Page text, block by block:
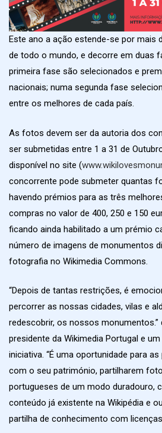
Este ano a ação estende-se por mais
de todo o mundo, e decorre em duas
primeira fase são selecionados e
nacionais; numa segunda fase
entre os melhores de cada país.
As fotos devem ser da autoria dos
ser submetidas entre 1 a 31 de
disponível no site (
concorrente pode submeter quantas
havendo prémios para as três
compras no valor de 400, 250 e 150
ficando ainda habilitado a um prémio
número de imagens de monumentos
fotografia no Wikimedia Commons.
“Depois de tantas restrições, é
percorrer as nossas cidades, vilas e
redescobrir, os nossos monumentos.”
presidente da Wikimedia Portugal e
iniciativa. “É uma oportunidade para
com o seu património, partilharem
portugueses de um modo duradouro,
conteúdo já existente na Wikipédia e
partilha de conhecimento com licenças